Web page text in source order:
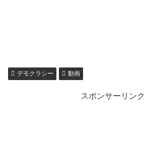
デモクラシー 動画
スポンサーリンク